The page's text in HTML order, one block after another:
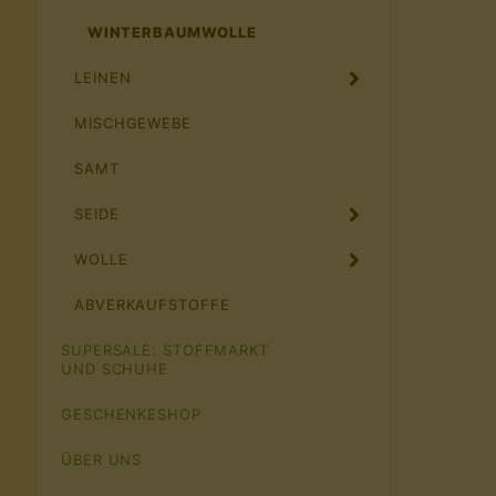
WINTERBAUMWOLLE
LEINEN
MISCHGEWEBE
SAMT
SEIDE
WOLLE
ABVERKAUFSTOFFE
SUPERSALE: STOFFMARKT
UND SCHUHE
GESCHENKESHOP
ÜBER UNS